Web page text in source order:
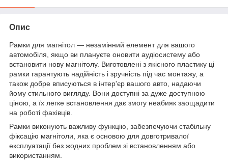
Опис
Рамки для магнітол — незамінний елемент для вашого
автомобіля, якщо ви плануєте оновити аудіосистему або
встановити нову магнітолу. Виготовлені з якісного пластику ці
рамки гарантують надійність і зручність під час монтажу, а
також добре вписуються в інтер'єр вашого авто, надаючи
йому стильного вигляду. Вони доступні за дуже доступною
ціною, а їх легке встановлення дає змогу неабияк заощадити
на роботі фахівців.
Рамки виконують важливу функцію, забезпечуючи стабільну
фіксацію магнітоли, яка є основою для довготривалої
експлуатації без жодних проблем зі встановленням або
використанням.